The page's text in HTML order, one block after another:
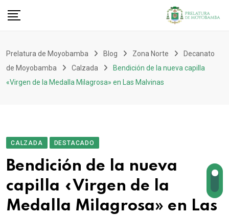
Prelatura de Moyobamba Blog Zona Norte
Decanato
de Moyobamba
Calzada
Bendición de la nueva capilla
«Virgen de la Medalla Milagrosa» en Las Malvinas
CALZADA DESTACADO
Bendición de la nueva
capilla «Virgen de la
Medalla Milagrosa» en Las